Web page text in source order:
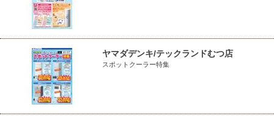
ヤマダデンキ/テックランドむつ店
スポットクーラー特集